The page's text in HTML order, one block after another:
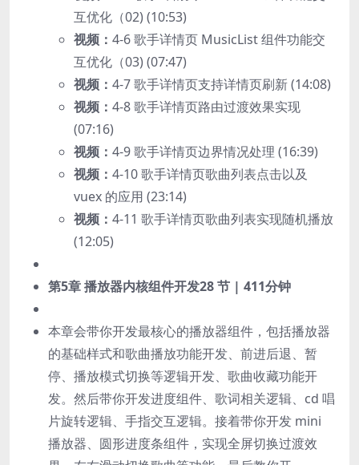
互优化（02) (10:53)
视频： 4-6 歌手详情页 MusicList 组件功能交
互优化（03) (07:47)
视频： 4-7 歌手详情页支持详情页刷新 (14:08)
视频： 4-8 歌手详情页路由过渡效果实现
(07:16)
视频： 4-9 歌手详情页边界情况处理 (16:39)
视频： 4-10 歌手详情页歌曲列表点击以及
vuex 的应用 (23:14)
视频： 4-11 歌手详情页歌曲列表实现随机播放
(12:05)
第5章 播放器内核组件开发28 节 | 411分钟
本章会带你开发最核心的播放器组件，包括播放器
的基础样式和歌曲播放功能开发、前进后退、暂
停、播放模式切换等逻辑开发、歌曲收藏功能开
发。然后带你开发进度组件、歌词相关逻辑、cd 唱
片旋转逻辑、手指交互逻辑。接着带你开发 mini
播放器、圆形进度条组件，实现全屏切换过渡效